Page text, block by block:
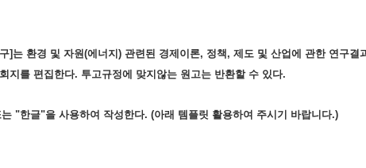
]는 환경 및 자원(에너지) 관련된 경제이론, 정책, 제도 및 산업에 관한 연구결
지를 편집한다. 투고규정에 맞지않는 원고는 반환할 수 있다.
"한글"을 사용하여 작성한다. (아래 템플릿 활용하여 주시기 바랍니다.)